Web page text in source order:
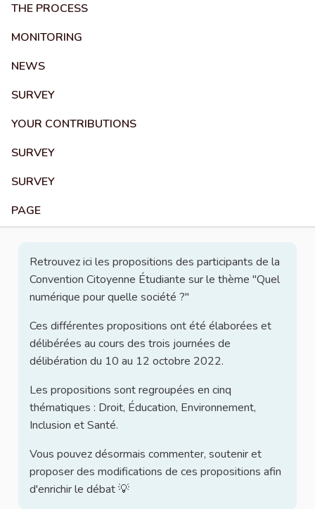
THE PROCESS
MONITORING
NEWS
SURVEY
YOUR CONTRIBUTIONS
SURVEY
SURVEY
PAGE
Retrouvez ici les propositions des participants de la
Convention Citoyenne Étudiante sur le thème "Quel
numérique pour quelle société ?"
Ces différentes propositions ont été élaborées et
délibérées au cours des trois journées de
délibération du 10 au 12 octobre 2022.
Les propositions sont regroupées en cinq
thématiques : Droit, Éducation, Environnement,
Inclusion et Santé.
Vous pouvez désormais commenter, soutenir et
proposer des modifications de ces propositions afin
d'enrichir le débat 💡